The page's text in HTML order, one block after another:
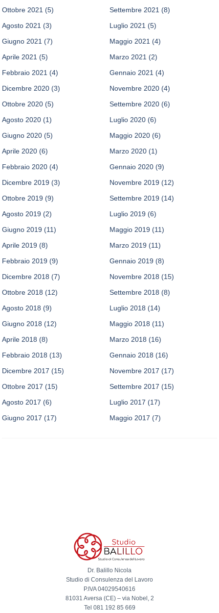
Ottobre 2021 (5) Settembre 2021 (8)
Agosto 2021 (3) Luglio 2021 (5)
Giugno 2021 (7) Maggio 2021 (4)
Aprile 2021 (5) Marzo 2021 (2)
Febbraio 2021 (4) Gennaio 2021 (4)
Dicembre 2020 (3) Novembre 2020 (4)
Ottobre 2020 (5) Settembre 2020 (6)
Agosto 2020 (1) Luglio 2020 (6)
Giugno 2020 (5) Maggio 2020 (6)
Aprile 2020 (6) Marzo 2020 (1)
Febbraio 2020 (4) Gennaio 2020 (9)
Dicembre 2019 (3) Novembre 2019 (12)
Ottobre 2019 (9) Settembre 2019 (14)
Agosto 2019 (2) Luglio 2019 (6)
Giugno 2019 (11) Maggio 2019 (11)
Aprile 2019 (8) Marzo 2019 (11)
Febbraio 2019 (9) Gennaio 2019 (8)
Dicembre 2018 (7) Novembre 2018 (15)
Ottobre 2018 (12) Settembre 2018 (8)
Agosto 2018 (9) Luglio 2018 (14)
Giugno 2018 (12) Maggio 2018 (11)
Aprile 2018 (8) Marzo 2018 (16)
Febbraio 2018 (13) Gennaio 2018 (16)
Dicembre 2017 (15) Novembre 2017 (17)
Ottobre 2017 (15) Settembre 2017 (15)
Agosto 2017 (6) Luglio 2017 (17)
Giugno 2017 (17) Maggio 2017 (7)
Dr. Balillo Nicola
Studio di Consulenza del Lavoro
P.IVA 04029540616
81031 Aversa (CE) – via Nobel, 2
Tel 081 192 85 669